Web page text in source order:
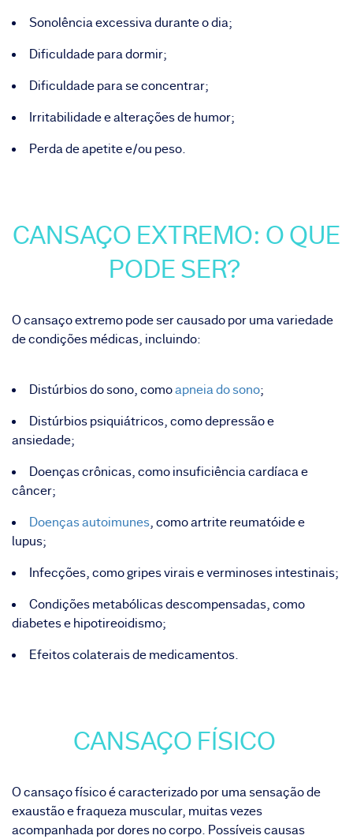
Sonolência excessiva durante o dia;
Dificuldade para dormir;
Dificuldade para se concentrar;
Irritabilidade e alterações de humor;
Perda de apetite e/ou peso.
CANSAÇO EXTREMO: O QUE
PODE SER?
O cansaço extremo pode ser causado por uma variedade
de condições médicas, incluindo:
Distúrbios do sono, comoapneia do sono;
Distúrbios psiquiátricos, como depressão e
ansiedade;
Doenças crônicas, como insuficiência cardíaca e
câncer;
Doenças autoimunes, como artrite reumatóide e
lupus;
Infecções, como gripes virais e verminoses intestinais;
Condições metabólicas descompensadas, como
diabetes e hipotireoidismo;
Efeitos colaterais de medicamentos.
CANSAÇO FÍSICO
O cansaço físico é caracterizado por uma sensação de
exaustão e fraqueza muscular, muitas vezes
acompanhada por dores no corpo. Possíveis causas